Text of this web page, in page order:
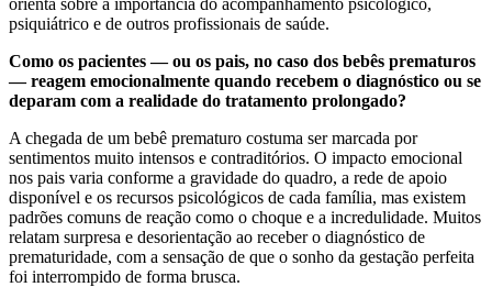
psiquiátrico e de outros profissionais de saúde.
Como os pacientes — ou os pais, no caso dos bebês prematuros
— reagem emocionalmente quando recebem o diagnóstico ou se
deparam com a realidade do tratamento prolongado?
A chegada de um bebê prematuro costuma ser marcada por
sentimentos muito intensos e contraditórios. O impacto emocional
nos pais varia conforme a gravidade do quadro, a rede de apoio
disponível e os recursos psicológicos de cada família, mas existem
padrões comuns de reação como o choque e a incredulidade. Muitos
relatam surpresa e desorientação ao receber o diagnóstico de
prematuridade, com a sensação de que o sonho da gestação perfeita
foi interrompido de forma brusca.